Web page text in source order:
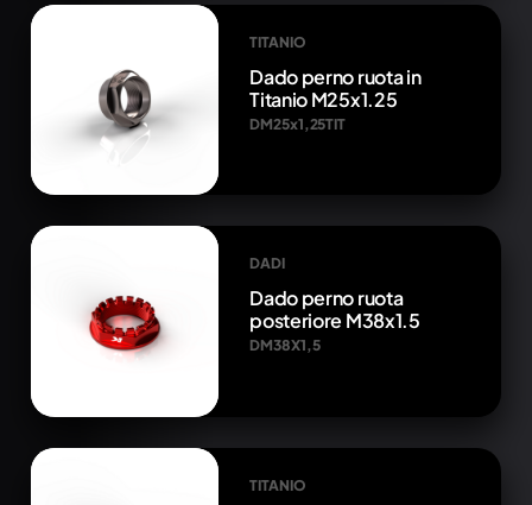
TITANIO
Dado perno ruota in
Titanio M25x1.25
DM25x1,25TIT
DADI
Dado perno ruota
posteriore M38x1.5
DM38X1,5
TITANIO